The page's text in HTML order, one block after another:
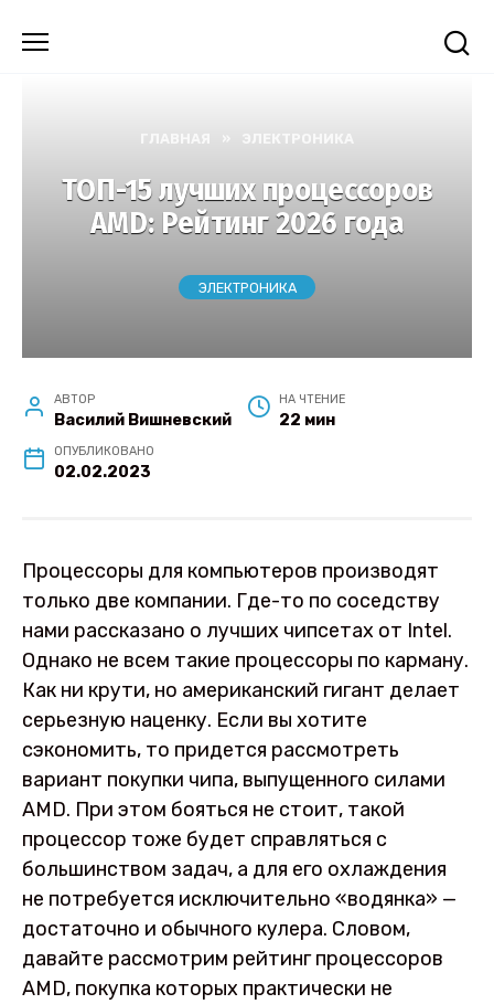
ГЛАВНАЯ » ЭЛЕКТРОНИКА
ТОП-15 лучших процессоров
AMD: Рейтинг 2026 года
ЭЛЕКТРОНИКА
АВТОР
Василий Вишневский
НА ЧТЕНИЕ
22 мин
ОПУБЛИКОВАНО
02.02.2023
Процессоры для компьютеров производят
только две компании. Где-то по соседству
нами рассказано о лучших чипсетах от Intel.
Однако не всем такие процессоры по карману.
Как ни крути, но американский гигант делает
серьезную наценку. Если вы хотите
сэкономить, то придется рассмотреть
вариант покупки чипа, выпущенного силами
AMD. При этом бояться не стоит, такой
процессор тоже будет справляться с
большинством задач, а для его охлаждения
не потребуется исключительно «водянка» —
достаточно и обычного кулера. Словом,
давайте рассмотрим рейтинг процессоров
AMD, покупка которых практически не